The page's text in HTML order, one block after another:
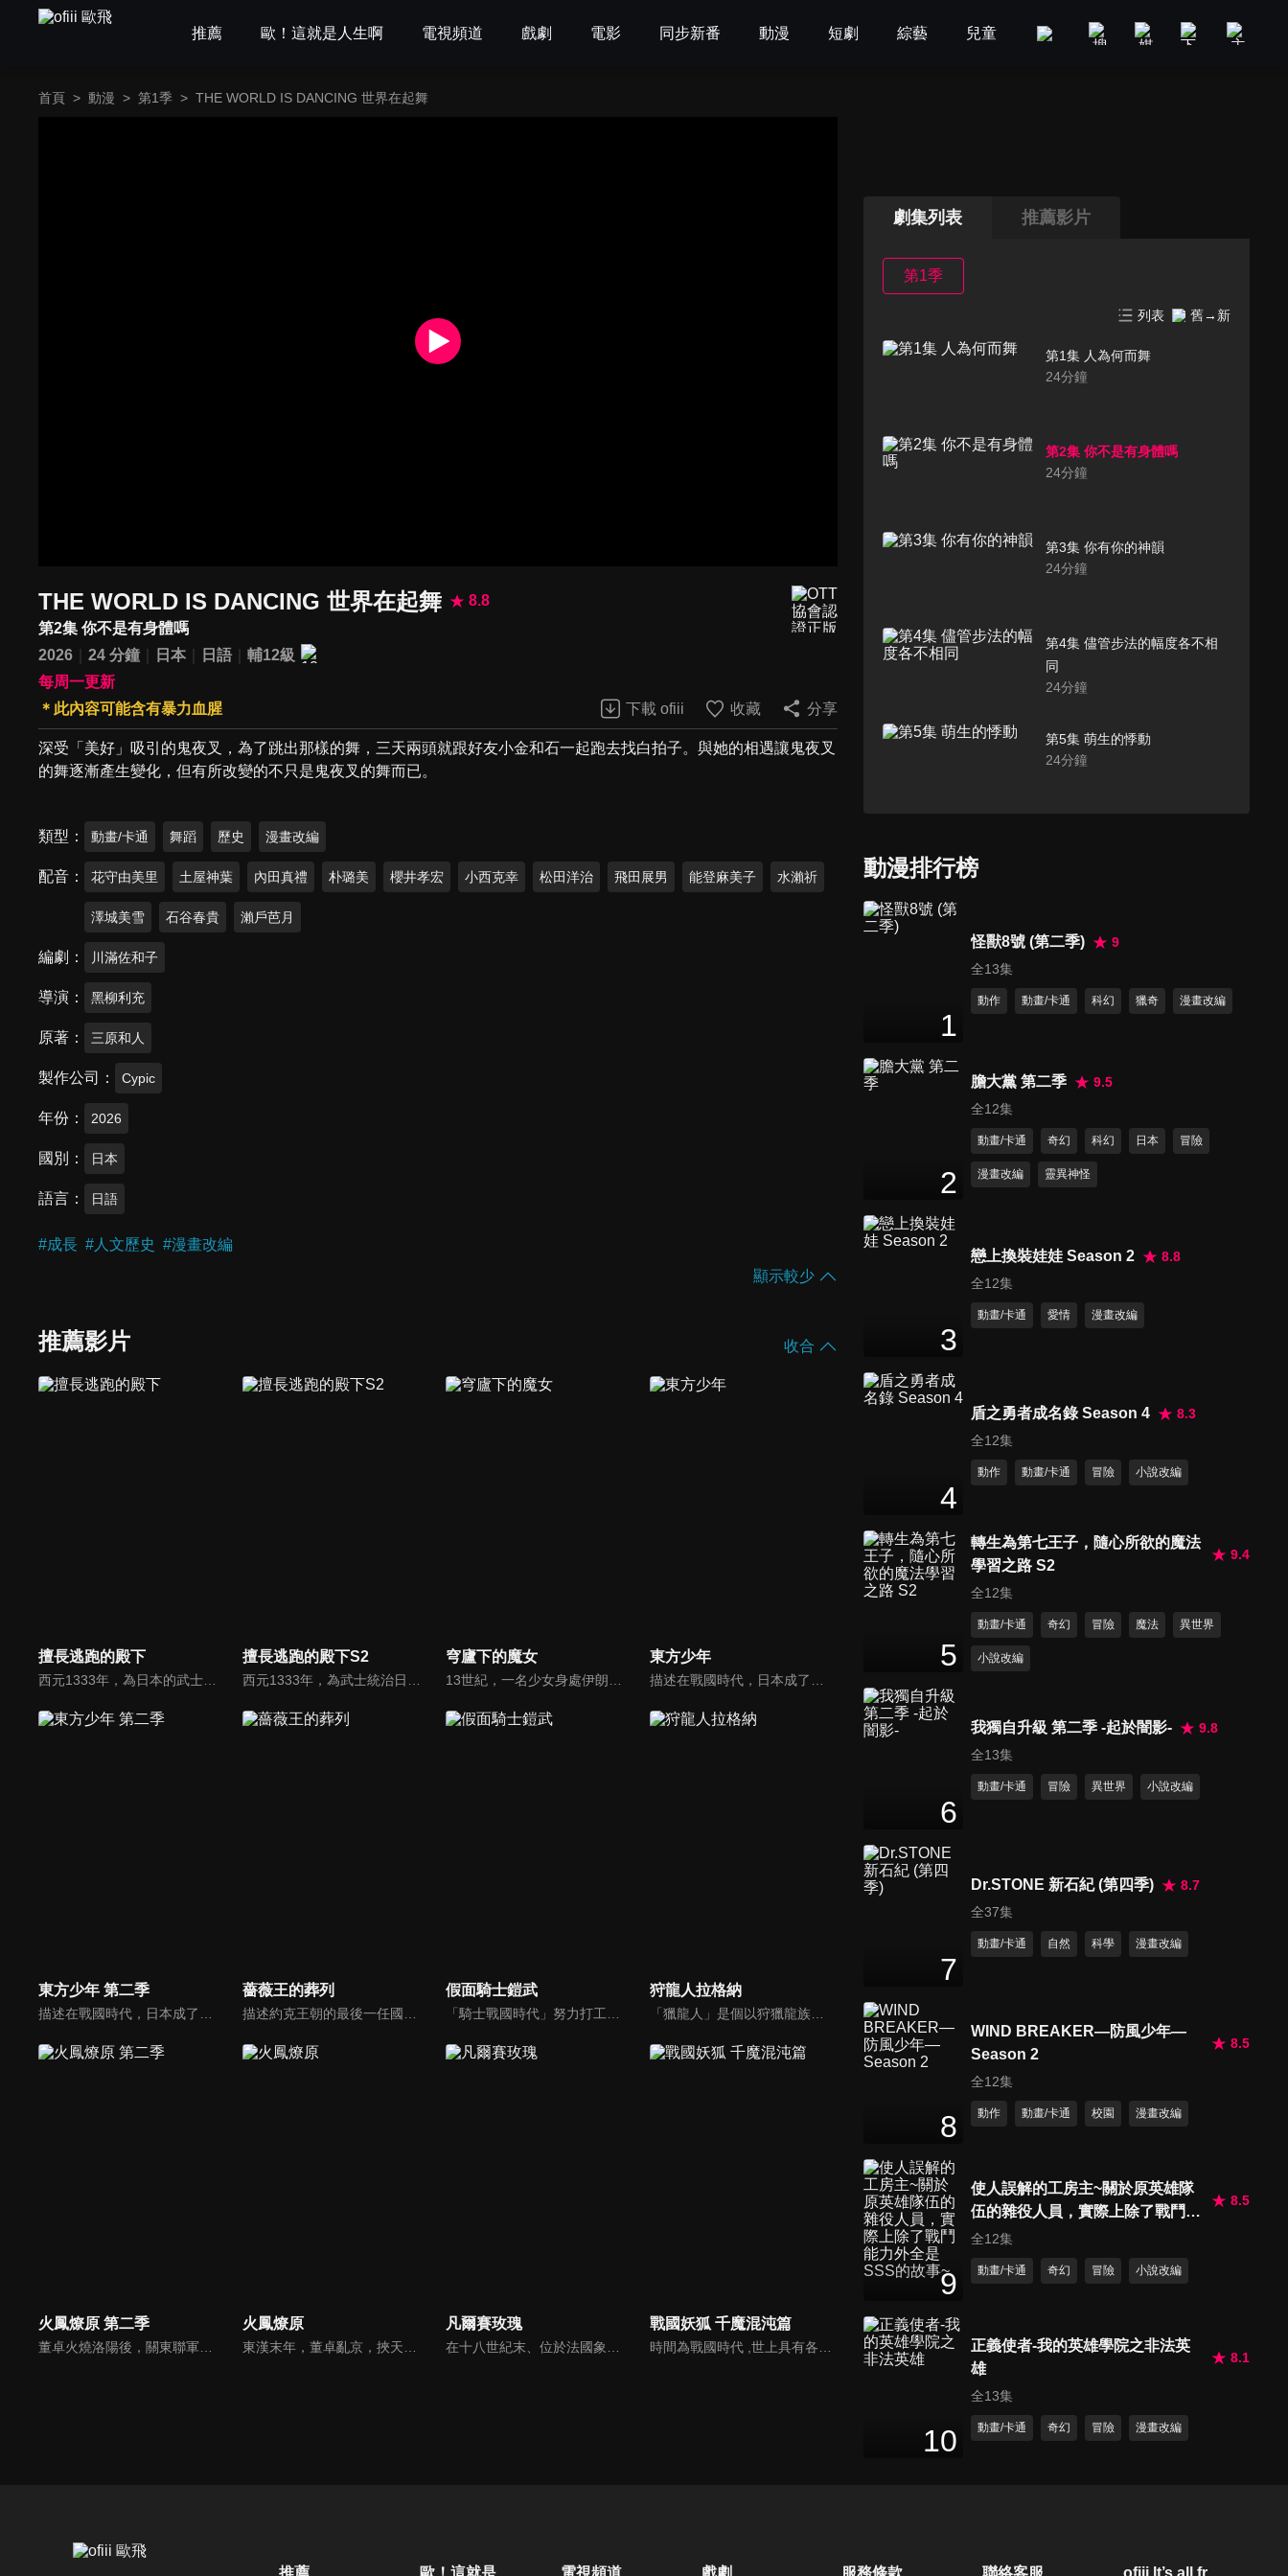
推薦 歐！這就是人生啊 電視頻道 戲劇 電影 同步新番 動漫 短劇 綜藝 兒童 GOOD TV 娛樂 美食旅遊
首頁 > 動漫 > 第1季 > THE WORLD IS DANCING 世界在起舞
THE WORLD IS DANCING 世界在起舞
8.8
第2集 你不是有身體嗎
2026
24 分鐘 日本 日語
輔12級
每周一更新
＊此內容可能含有暴力血腥
下載 ofiii 收藏 分享
深受「美好」吸引的鬼夜叉，為了跳出那樣的舞，三天兩頭就跟好友小金和石一起跑去找白拍子。與她的相遇讓鬼夜叉
的舞逐漸產生變化，但有所改變的不只是鬼夜叉的舞而已。
類型 動畫/卡通 舞蹈 歷史 漫畫改編
配音 花守由美里 土屋神葉 內田真禮 朴璐美 櫻井孝宏 小西克幸 松田洋治 飛田展男 能登麻美子 水瀨祈
澤城美雪 石谷春貴 瀨戶芭月
編劇 川滿佐和子
導演 黑柳利充
原著 三原和人
製作公司 Cypic
年份 2026
國別 日本
語言 日語
#成長 #人文歷史 #漫畫改編
顯示較少
推薦影片 收合
擅長逃跑的殿下 擅長逃跑的殿下S2 穹廬下的魔女 東方少年
東方少年 第二季 薔薇王的葬列 假面騎士鎧武 狩龍人拉格納
「獵龍人」是個以狩獵龍族換取報酬的職業。技術拙劣的獵龍人少年・拉格納與討伐龍族數無人能及的天才少女・蕾歐妮卡搭檔，每天致力於狩獵。拉格納只有一個心願──「就算無法變強也無所謂，希望能永遠待在蕾歐身邊。」然而他的想法，卻因為擁有前所未見之強大力量的「上位龍」的襲擊而化為泡影。
火鳳燎原 第二季
董卓火燒洛陽後，關東聯軍與西涼軍於虎牢關狹路相逢。關羽、張飛協助大哥三英戰呂布，劉備終於一戰成名。呂布暗中、要挾殘兵協助自己暗殺董卓。殘兵前往長安途中遭遇袁紹軍，幸得劉關張相助，劉備誤認撩原火為子龍。長安城內，殘兵和呂布聯手，對抗以李儒為首的西涼眾將。雙方鬥智。
火鳳燎原
東漢末年，董卓亂京，挾天子以令諸侯，將諸侯親屬挾為人質。而後，在呂布的謀劃下，準備以洛陽為誘餌騙盟軍入瓮，火燒洛陽。盟軍為救人質，風流人物各出奇招，霸主與豪傑們的舞台，正拉開帷幕。
凡爾賽玫瑰
在十八世紀末、位於法國象徵繁榮的波旁王朝的凡爾賽宮中，敍述著一名年輕的貴族少女以女扮男裝擔任宮廷護衛與一位出身王室的公主相遇，她們在波旁王朝到法國大革命的時代中展開許多愛恨交織的歷程。
戰國妖狐 千魔混沌篇
時間為戰國時代 ,世上具有各種魑魅魍魎、異形妖怪等等，總 稱為「 闇」的存在。喜歡人類的妖狐小玉,以及厭惡人類的仙 道迅火, 姊弟兩人進行著掃蕩罪惡的救世活動。另外還有一群專門對付闇的僧侶怪眾們 ,他們以不人道的方式進行人體改造 ,迅火等人與他們產生激烈衝突......!人類當中也有壞人,非人類 的存在也不見得都是邪惡的,迅火因過去的事而極其討厭人類,但在旅程當中,也逐漸目睹到人類善良的一面,他是否能有所轉變呢 ....?
劇集列表 推薦影片
第1季
列表 舊→新
第1集 人為何而舞
24分鐘
第2集 你不是有身體嗎
24分鐘
第3集 你有你的神韻
24分鐘
第4集 儘管步法的幅度各不相
同
24分鐘
第5集 萌生的悸動
24分鐘
動漫排行榜
1
怪獸8號 (第二季)
9
全13集
動作 動畫/卡通 科幻 獵奇 漫畫改編
2
膽大黨 第二季
9.5
全12集
動畫/卡通 奇幻 科幻 日本 冒險
漫畫改編 靈異神怪
3
戀上換裝娃娃 Season 2
8.8
全12集
動畫/卡通 愛情 漫畫改編
4
盾之勇者成名錄 Season 4
8.3
全12集
動作 動畫/卡通 冒險 小說改編
5
轉生為第七王子，隨心所欲的魔法
學習之路 S2
9.4
全12集
動畫/卡通 奇幻 冒險 魔法 異世界
小說改編
6
我獨自升級 第二季 -起於闇影-
9.8
全13集
動畫/卡通 冒險 異世界 小說改編
7
Dr.STONE 新石紀 (第四季)
8.7
全37集
動畫/卡通 自然 科學 漫畫改編
8
WIND BREAKER—防風少年—
Season 2
8.5
全12集
動作 動畫/卡通 校園 漫畫改編
9
使人誤解的工房主~關於原英雄隊
伍的雜役人員，實際上除了戰鬥能
力外全是SSS的故事~
8.5
全12集
動畫/卡通 奇幻 冒險 小說改編
10
正義使者-我的英雄學院之非法英
雄
8.1
全13集
動畫/卡通 奇幻 冒險 漫畫改編
推薦 歐！這就是人生啊 電視頻道 戲劇 服務條款 聯絡客服